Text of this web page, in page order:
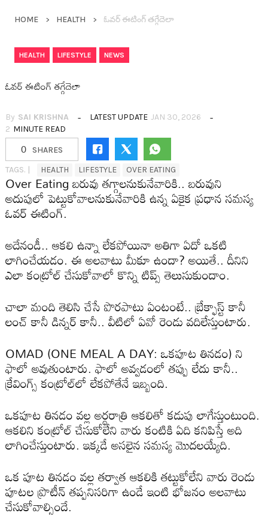
HOME HEALTH ఓవ‌ర్ ఈటింగ్ త‌గ్గేదెలా
HEALTH LIFESTYLE NEWS
ఓవ‌ర్ ఈటింగ్ త‌గ్గేదెలా
By SAI KRISHNA LATEST UPDATE JAN 30, 2026
2 MINUTE READ
0
SHARES
TAGS. |
HEALTH LIFESTYLE OVER EATING
Over Eating బ‌రువు త‌గ్గాల‌నుకునేవారికి.. బ‌రువుని
అదుపులో పెట్టుకోవాల‌నుకునేవారికి ఉన్న ఏకైక ప్ర‌ధాన స‌మ‌స్య
ఓవ‌ర్ ఈటింగ్.
అదేనండీ.. ఆక‌లి ఉన్నా లేక‌పోయినా అతిగా ఏదో ఒక‌టి
లాగించేయడం. ఈ అల‌వాటు మీకూ ఉందా? అయితే.. దీనిని
ఎలా కంట్రోల్ చేసుకోవాలో కొన్ని టిప్స్ తెలుసుకుందాం.
చాలా మంది తెలిసి చేసే పొర‌పాటు ఏంటంటే.. బ్రేక్ఫాస్ట్ కానీ
లంచ్ కానీ డిన్న‌ర్ కానీ.. వీటిలో ఏవో రెండు వ‌దిలేస్తుంటారు.
OMAD (ONE MEAL A DAY: ఒక‌పూట తిన‌డం) ని
ఫాలో అవుతుంటారు. ఫాలో అవ్వ‌డంలో త‌ప్పు లేదు కానీ..
క్రేవింగ్స్ కంట్రోల్‌లో లేక‌పోతేనే ఇబ్బంది.
ఒక‌పూట తిన‌డం వ‌ల్ల అర్థ‌రాత్రి ఆక‌లితో క‌డుపు లాగేస్తుంటుంది.
ఆక‌లిని కంట్రోల్ చేసుకోలేని వారు కంటికి ఏది కనిపిస్తే అది
లాగించేస్తుంటారు. ఇక్క‌డే అసలైన స‌మ‌స్య మొద‌ల‌య్యేది.
ఒక పూట తిన‌డం వ‌ల్ల త‌ర్వాత ఆక‌లికి త‌ట్టుకోలేని వారు రెండు
పూట‌ల ప్రొటీన్ త‌ప్ప‌నిస‌రిగా ఉండే ఇంటి భోజ‌నం అల‌వాటు
చేసుకోవాల్సిందే.